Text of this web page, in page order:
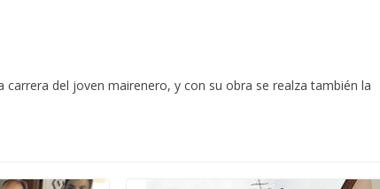
carrera del joven mairenero, y con su obra se realza también la